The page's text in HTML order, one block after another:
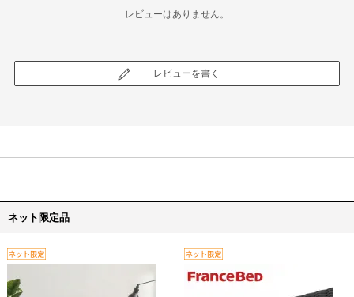
レビューはありません。
レビューを書く
ネット限定品